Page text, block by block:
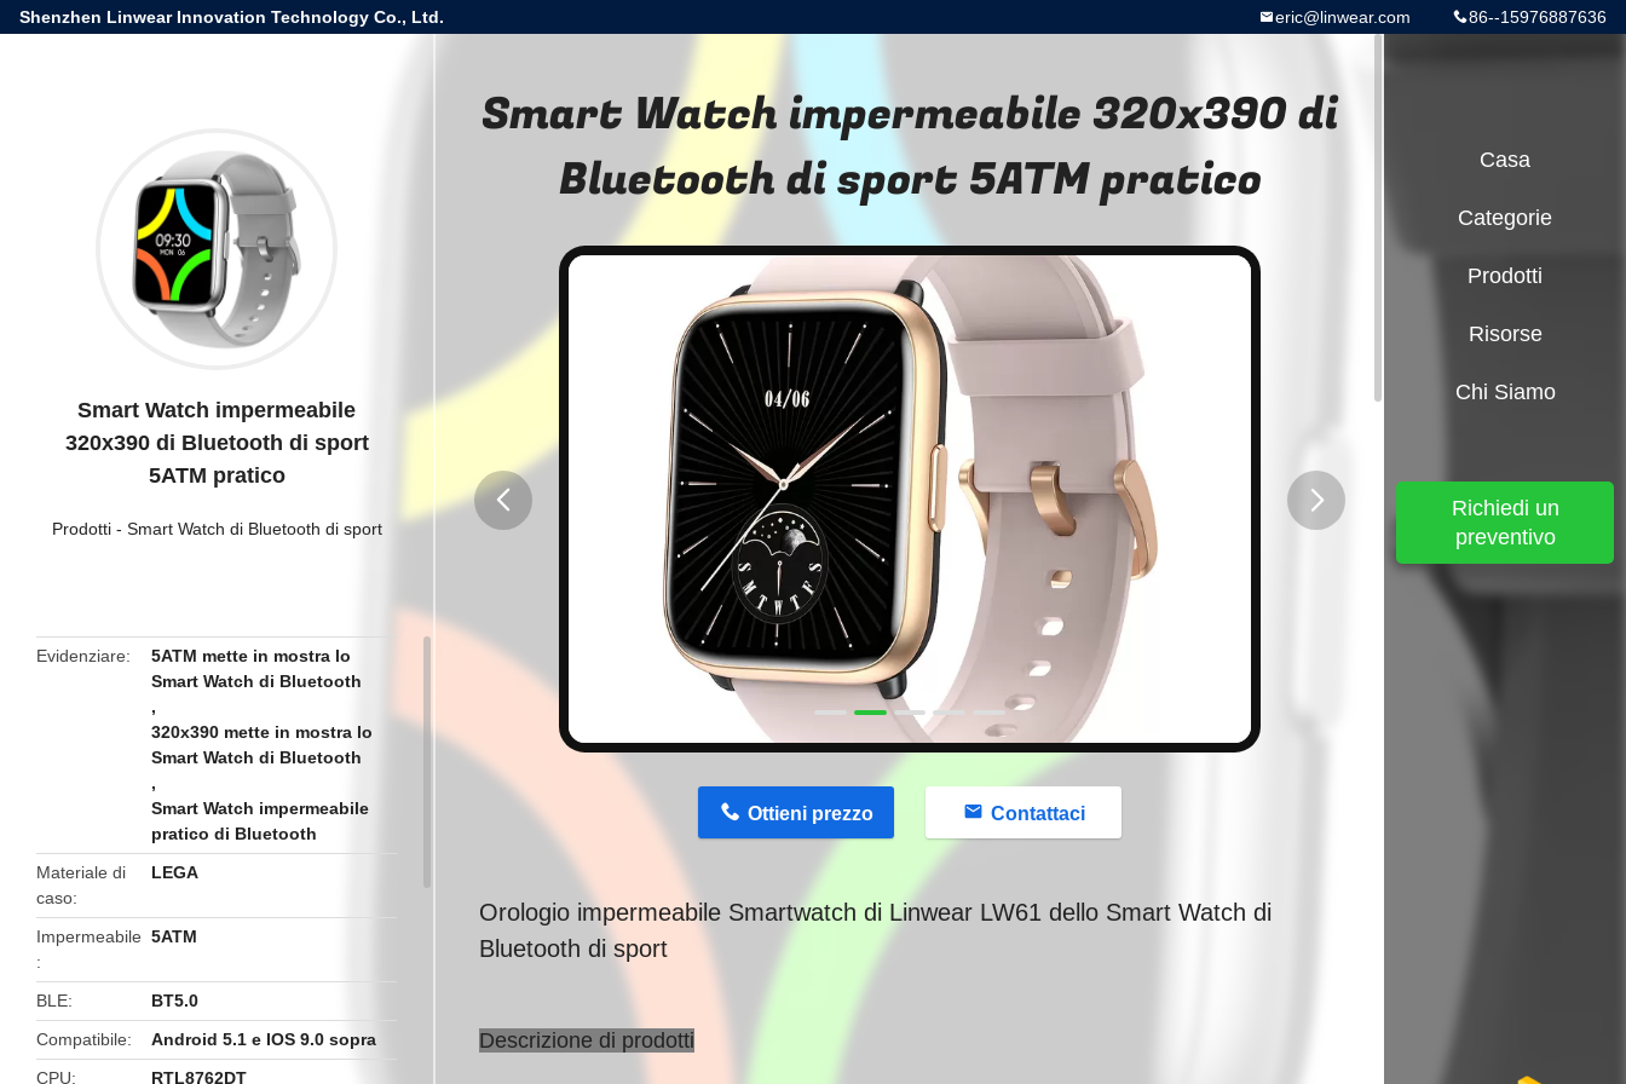
Shenzhen Linwear Innovation Technology Co., Ltd. 86--15976887636
eric@linwear.com
Smart Watch impermeabile
320x390 di Bluetooth di sport
5ATM pratico
Prodotti- Smart Watch di Bluetooth di sport
Evidenziare
5ATM mette in mostra lo
Smart Watch di Bluetooth
,
320x390 mette in mostra lo
Smart Watch di Bluetooth
,
Smart Watch impermeabile
pratico di Bluetooth
Materiale di
caso
LEGA
Impermeabile 5ATM
BLE
BT5.0
Compatibile
Android 5.1 e IOS 9.0 sopra
CPU
RTL8762DT
Smart Watch impermeabile 320x390 di
Bluetooth di sport 5ATM pratico
Ottieni prezzo Contattaci
Orologio impermeabile Smartwatch di Linwear LW61 dello Smart Watch di
Bluetooth di sport
Descrizione di prodotti
Casa
Categorie
Prodotti
Risorse
Chi Siamo
Richiedi un
preventivo